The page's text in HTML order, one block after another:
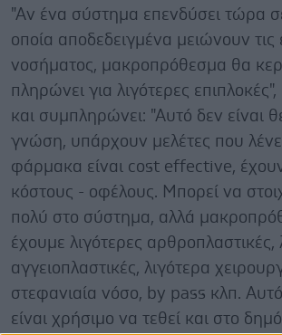
"Αν ένα σύστημα επενδύσει τώρα
οποία αποδεδειγμένα μειώνουν τις
νοσήματος, μακροπρόθεσμα θα
πληρώνει για λιγότερες
και συμπληρώνει: "Αυτό δεν είναι
γνώση, υπάρχουν μελέτες που λένε
φάρμακα είναι cost effective,
κόστους - οφέλους. Μπορεί να
πολύ στο σύστημα, αλλά
έχουμε λιγότερες αρθροπλαστικές,
αγγειοπλαστικές, λιγότερα
στεφανιαία νόσο, by pass κλπ.
είναι χρήσιμο να τεθεί και στο